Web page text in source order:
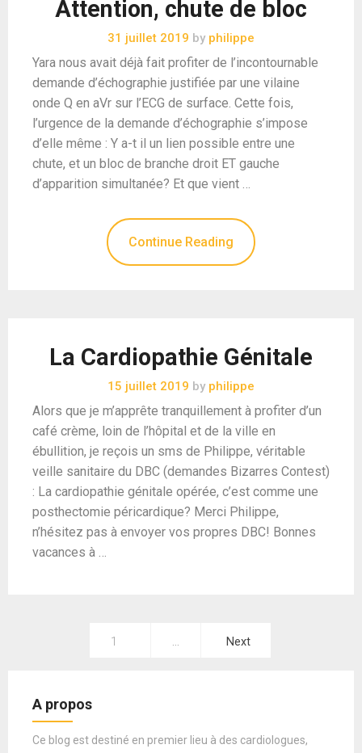
Attention, chute de bloc
31 juillet 2019 by philippe
Yara nous avait déjà fait profiter de l’incontournable
demande d’échographie justifiée par une vilaine
onde Q en aVr sur l’ECG de surface. Cette fois,
l’urgence de la demande d’échographie s’impose
d’elle même : Y a-t il un lien possible entre une
chute, et un bloc de branche droit ET gauche
d’apparition simultanée? Et que vient …
Continue Reading
La Cardiopathie Génitale
15 juillet 2019 by philippe
Alors que je m’apprête tranquillement à profiter d’un
café crème, loin de l’hôpital et de la ville en
ébullition, je reçois un sms de Philippe, véritable
veille sanitaire du DBC (demandes Bizarres Contest)
: La cardiopathie génitale opérée, c’est comme une
posthectomie péricardique? Merci Philippe,
n’hésitez pas à envoyer vos propres DBC! Bonnes
vacances à …
Pagination
publications
1 … Next
A propos
Ce blog est destiné en premier lieu à des cardiologues,